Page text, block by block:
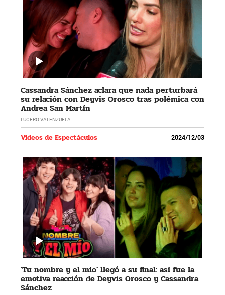
Cassandra Sánchez aclara que nada perturbará
su relación con Deyvis Orosco tras polémica con
Andrea San Martín
LUCERO VALENZUELA
Videos de Espectáculos 2024/12/03
'Tu nombre y el mío' llegó a su final: así fue la
emotiva reacción de Deyvis Orosco y Cassandra
Sánchez